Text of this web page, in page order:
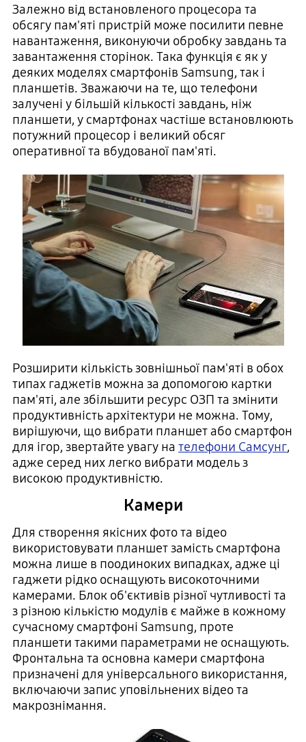
Залежно від встановленого процесора та
обсягу пам'яті пристрій може посилити певне
навантаження, виконуючи обробку завдань та
завантаження сторінок. Така функція є як у
деяких моделях смартфонів Samsung, так і
планшетів. Зважаючи на те, що телефони
залучені у більшій кількості завдань, ніж
планшети, у смартфонах частіше встановлюють
потужний процесор і великий обсяг
оперативної та вбудованої пам'яті.
Розширити кількість зовнішньої пам'яті в обох
типах гаджетів можна за допомогою картки
пам'яті, але збільшити ресурс ОЗП та змінити
продуктивність архітектури не можна. Тому,
вирішуючи, що вибрати планшет або смартфон
для ігор, звертайте увагу на телефони Самсунг,
адже серед них легко вибрати модель з
високою продуктивністю.
Камери
Для створення якісних фото та відео
використовувати планшет замість смартфона
можна лише в поодиноких випадках, адже ці
гаджети рідко оснащують високоточними
камерами. Блок об'єктивів різної чутливості та
з різною кількістю модулів є майже в кожному
сучасному смартфоні Samsung, проте
планшети такими параметрами не оснащують.
Фронтальна та основна камери смартфона
призначені для універсального використання,
включаючи запис уповільнених відео та
макрознімання.